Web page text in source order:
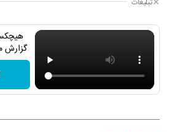
گزارش